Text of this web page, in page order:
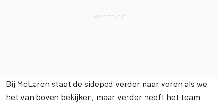
Bij McLaren staat de sidepod verder naar voren als we
het van boven bekijken, maar verder heeft het team